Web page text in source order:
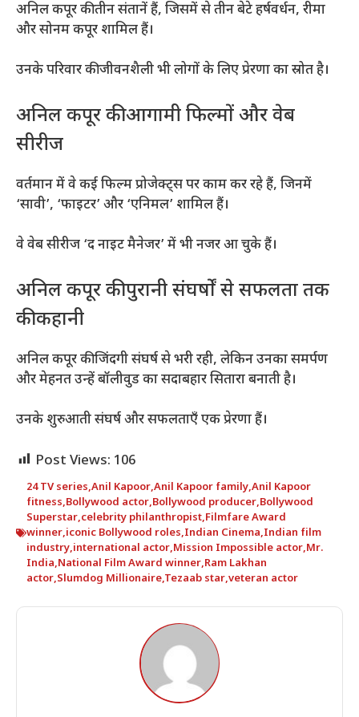
अनिल कपूर की तीन संतानें हैं, जिसमें से तीन बेटे हर्षवर्धन, रीमा
और सोनम कपूर शामिल हैं।
उनके परिवार की जीवनशैली भी लोगों के लिए प्रेरणा का स्रोत है।
अनिल कपूर की आगामी फिल्मों और वेब
सीरीज
वर्तमान में वे कई फिल्म प्रोजेक्ट्स पर काम कर रहे हैं, जिनमें
‘सावी’, ‘फाइटर’ और ‘एनिमल’ शामिल हैं।
वे वेब सीरीज ‘द नाइट मैनेजर’ में भी नजर आ चुके हैं।
अनिल कपूर की पुरानी संघर्षों से सफलता तक
की कहानी
अनिल कपूर की जिंदगी संघर्ष से भरी रही, लेकिन उनका समर्पण
और मेहनत उन्हें बॉलीवुड का सदाबहार सितारा बनाती है।
उनके शुरुआती संघर्ष और सफलताएँ एक प्रेरणा हैं।
Post Views: 106
24 TV series,Anil Kapoor,Anil Kapoor family,Anil Kapoor
fitness,Bollywood actor,Bollywood producer,Bollywood
Superstar,celebrity philanthropist,Filmfare Award
winner,iconic Bollywood roles,Indian Cinema,Indian film
industry,international actor,Mission Impossible actor,Mr.
India,National Film Award winner,Ram Lakhan
actor,Slumdog Millionaire,Tezaab star,veteran actor